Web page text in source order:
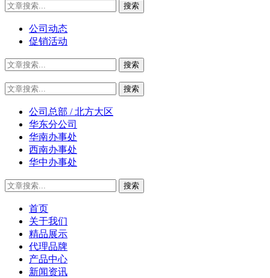
公司动态
促销活动
公司总部 / 北方大区
华东分公司
华南办事处
西南办事处
华中办事处
首页
关于我们
精品展示
代理品牌
产品中心
新闻资讯